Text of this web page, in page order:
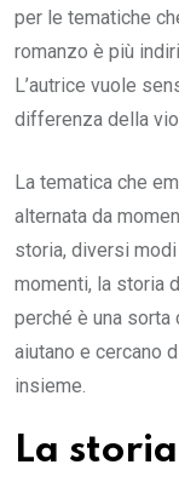
per le tematiche
romanzo è più
L’autrice vuole
differenza della
La tematica che
alternata da
storia, diversi
momenti, la storia
perché è una
aiutano e cercano
insieme.
La storia